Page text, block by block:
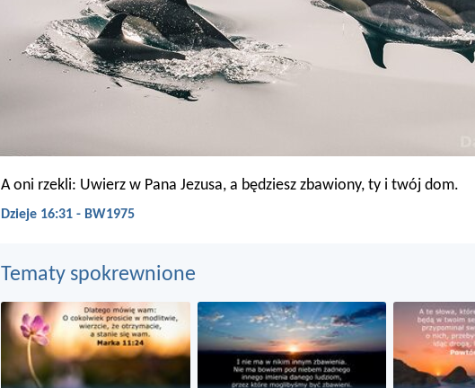
A oni rzekli: Uwierz w Pana Jezusa, a będziesz zbawiony, ty i twój dom.
Dzieje 16:31 - BW1975
Tematy spokrewnione